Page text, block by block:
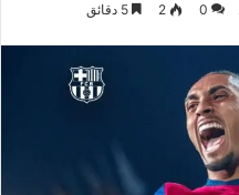
0
2